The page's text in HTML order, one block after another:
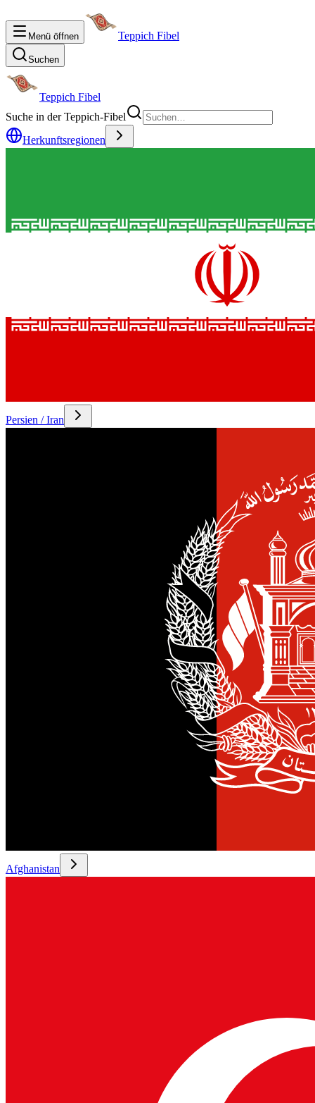
Menü öffnen Teppich Fibel
Suchen
Teppich Fibel
Suche in der Teppich-Fibel
Herkunftsregionen
Persien / Iran
Afghanistan